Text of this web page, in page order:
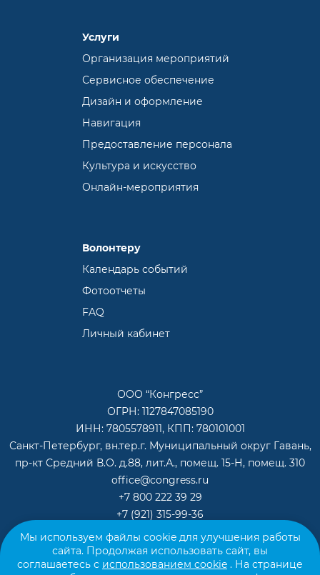
ООО “Конгресс”
ОГРН: 1127847085190
ИНН: 7805578911, КПП: 780101001
Санкт-Петербург, вн.тер.г. Муниципальный округ Гавань,
пр-кт Средний В.О. д.88, лит.А., помещ. 15-Н, помещ. 310
office@congress.ru
+7 800 222 39 29
+7 (921) 315-99-36
Скачать презентацию
Услуги
Организация мероприятий
Сервисное обеспечение
Дизайн и оформление
Навигация
Предоставление персонала
Культура и искусство
Онлайн-мероприятия
Волонтеру
Календарь событий
Фотоотчеты
FAQ
Личный кабинет
Мы используем файлы cookie для улучшения работы
сайта. Продолжая использовать сайт, вы
соглашаетесь с использованием cookie . На странице